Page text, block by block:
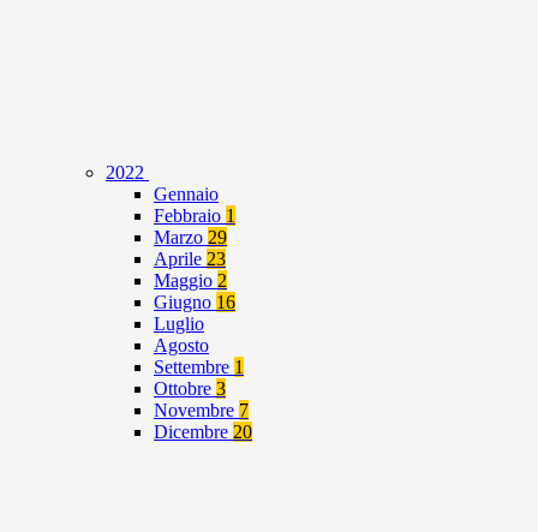
2022
Gennaio
Febbraio 1
Marzo 29
Aprile 23
Maggio 2
Giugno 16
Luglio
Agosto
Settembre 1
Ottobre 3
Novembre 7
Dicembre 20